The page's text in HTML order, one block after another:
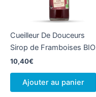
Cueilleur De Douceurs
Sirop de Framboises BIO
10,40€
Ajouter au panier